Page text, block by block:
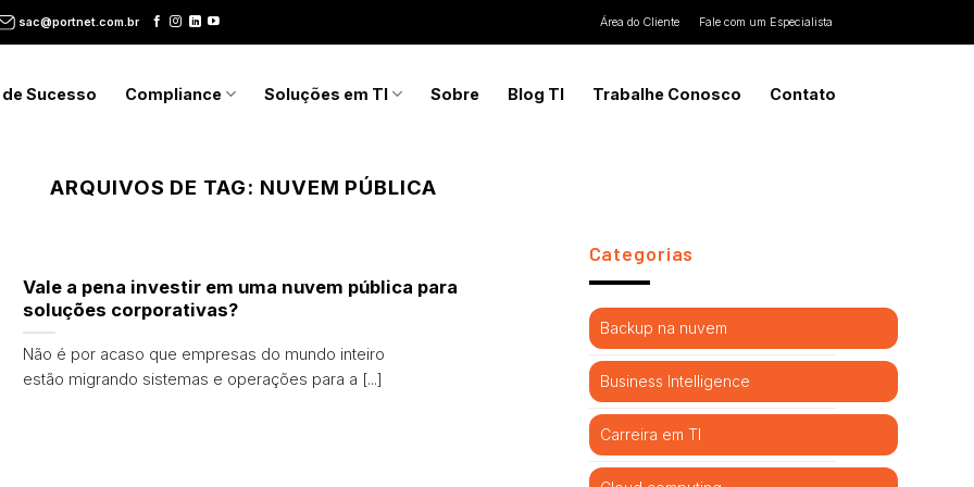
sac@portnet.com.br Área do Cliente Fale com um Especialista
Sucesso Compliance Soluções em TI Sobre Blog TI Trabalhe Conosco Contato
ARQUIVOS DE TAG: NUVEM PÚBLICA
Vale a pena investir em uma nuvem pública para
soluções corporativas?
Não é por acaso que empresas do mundo inteiro
estão migrando sistemas e operações para a [...]
Categorias
Backup na nuvem
Business Intelligence
Carreira em TI